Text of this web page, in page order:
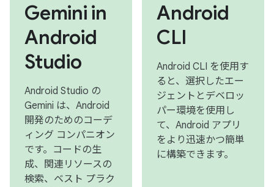
Gemini in
Android
Studio
Android Studio の
Gemini は、Android
開発のためのコーデ
ィング コンパニオン
です。コードの生
成、関連リソースの
検索、ベスト プラク
Android
CLI
Android CLI を使用す
ると、選択したエー
ジェントとデベロッ
パー環境を使用し
て、Android アプリ
をより迅速かつ簡単
に構築できます。